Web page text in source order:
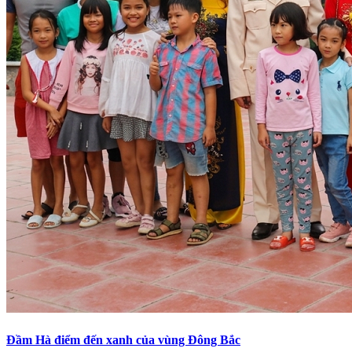
Đầm Hà điểm đến xanh của vùng Đông Bắc